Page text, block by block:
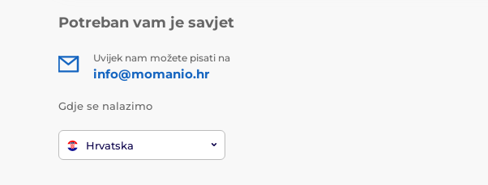
Potreban vam je savjet
Uvijek nam možete pisati na
info@momanio.hr
Gdje se nalazimo
Hrvatska